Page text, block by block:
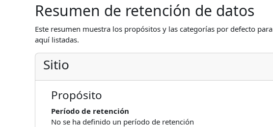
Resumen de retención de datos
Este resumen muestra los propósitos y las categorías por defecto
aquí listadas.
Sitio
Propósito
Período de retención
No se ha definido un período de retención